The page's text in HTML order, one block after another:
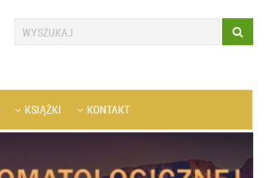
KSIĄŻKI KONTAKT